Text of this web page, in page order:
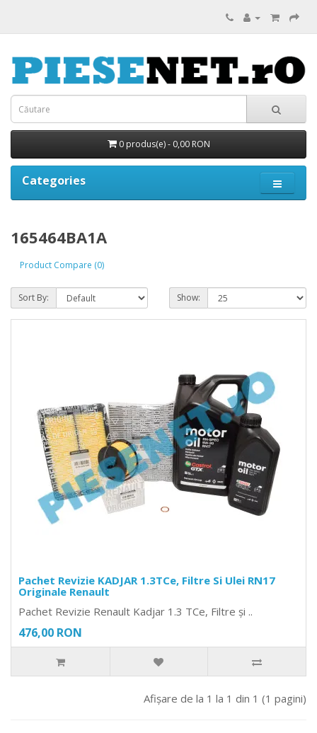
0 produs(e) - 0,00 RON
Categories
165464BA1A
Product Compare (0)
Sort By: Show:
Pachet Revizie KADJAR 1.3TCe, Filtre Si Ulei RN17
Originale Renault
Pachet Revizie Renault Kadjar 1.3 TCe, Filtre și ..
476,00 RON
Afişare de la 1 la 1 din 1 (1 pagini)